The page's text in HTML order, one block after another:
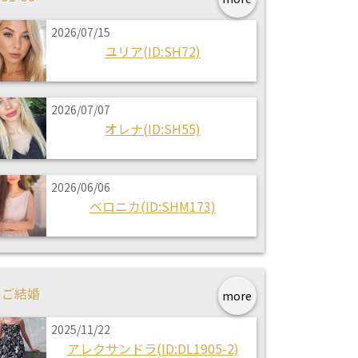
2026/07/15
ユリア(ID:SH72)
2026/07/07
オレナ(ID:SH55)
2026/06/06
ベロニカ(ID:SHM173)
more
ご結婚
2025/11/22
アレクサンドラ(ID:DL1905-2)